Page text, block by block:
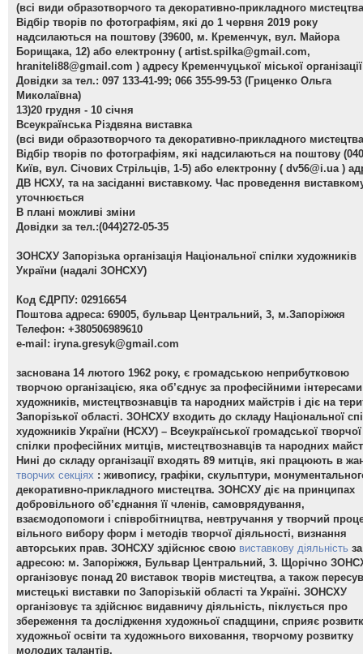
(всі види образотворчого та декоративно-прикладного
Відбір творів по фотографіям, які до 1 червня 2019 року
надсилаються на поштову (39600, м. Кременчук, вул. Майора
Борищака, 12) або електронну ( artist.spilka@gmail.com,
hraniteli88@gmail.com ) адресу Кременчуцької міської
Довідки за тел.: 097 133-41-99; 066 355-99-53 (Гриценко Ольга
Миколаївна)
13)20 грудня - 10 січня
Всеукраїнська Різдвяна виставка
(всі види образотворчого та декоративно-прикладного
Відбір творів по фотографіям, які надсилаються на поштову
Київ, вул. Січових Стрільців, 1-5) або електронну ( dv56@i.ua )
ДВ НСХУ, та на засіданні виставкому. Час проведення
уточнюється
В плані можливі зміни
Довідки за тел.:(044)272-05-35
ЗОНСХУ Запорізька організація Національної спілки художників
України (надалі ЗОНСХУ)
Код ЄДРПУ: 02916654
Поштова адреса: 69005, бульвар Центральний, 3, м.Запоріжжя
Телефон: +380506989610
e-mail: iryna.gresyk@gmail.com
заснована 14 лютого 1962 року, є громадською неприбутковою
творчою організацією, яка об’єднує за професійними інтересами
художників, мистецтвознавців та народних майстрів і діє на
Запорізької області. ЗОНСХУ входить до складу Національної
художників України (НСХУ) – Всеукраїнської громадської творчої
спілки професійних митців, мистецтвознавців та народних
Нині до складу організації входять 89 митців, які працюють в
творчих секціях : живопису, графіки, скульптури,
декоративно-прикладного мистецтва. ЗОНСХУ діє на принципах
добровільного об’єднання її членів, самоврядування,
взаємодопомоги і співробітництва, невтручання у творчий
вільного вибору форм і методів творчої діяльності, визнання
авторських прав. ЗОНСХУ здійснює свою виставкову діяльність за
адресою: м. Запоріжжя, Бульвар Центральний, 3. Щорічно
організовує понад 20 виставок творів мистецтва, а також
мистецькі виставки по Запорізькій області та Україні. ЗОНСХУ
організовує та здійснює видавничу діяльність, піклується про
збереження та дослідження художньої спадщини, сприяє
художньої освіти та художнього виховання, творчому розвитку
молодих талантів.